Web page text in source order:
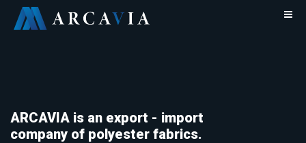
ARCAVIA is an export - import
company of polyester fabrics.